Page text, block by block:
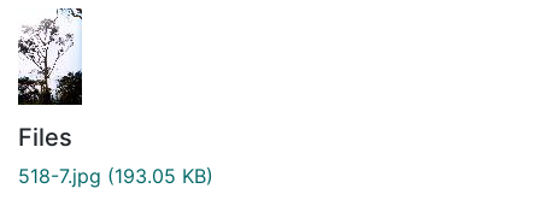
Files
518-7.jpg (193.05 KB)